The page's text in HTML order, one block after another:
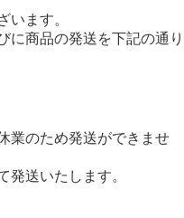
います。
に商品の発送を下記の通り
業のため発送ができませ
発送いたします。